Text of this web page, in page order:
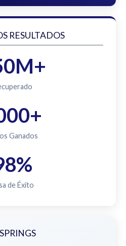
RESULTADOS
Ganados
de Éxito